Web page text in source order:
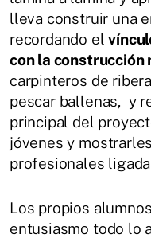
lleva construir una
recordando el
con la construcción
carpinteros de
pescar ballenas, y
principal del
jóvenes y
profesionales
Los propios
entusiasmo todo lo